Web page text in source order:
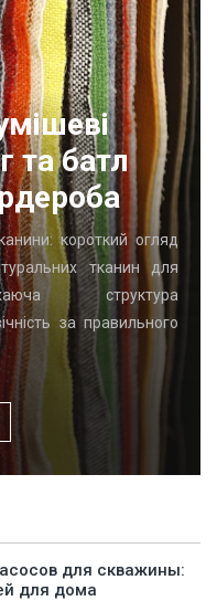
та батл
короткий огляд
тканин для
структура
за правильного
для скважины:
для дома